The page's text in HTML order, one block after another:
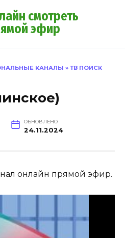
смотреть
эфир
КАНАЛЫ » ТВ ПОИСК
ОБНОВЛЕНО
24.11.2024
онлайн прямой эфир.